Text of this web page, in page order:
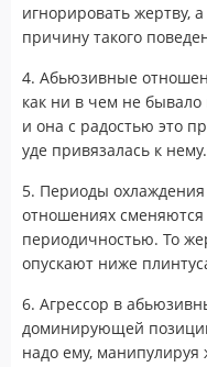
игнорировать жертву,
причину такого
4. Абьюзивные
как ни в чем не бывало
и она с радостью это
уде привязалась к нему.
5. Периоды
отношениях сменяются
периодичностью. То
опускают ниже
6. Агрессор в
доминирующей
надо ему, манипулируя